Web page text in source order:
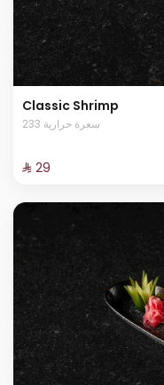
Classic Shrimp
233 سعرة حرارية
⁨⁦‪‬ 29⁩